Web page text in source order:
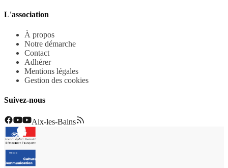
L'association
À propos
Notre démarche
Contact
Adhérer
Mentions légales
Gestion des cookies
Suivez-nous
Aix-les-Bains